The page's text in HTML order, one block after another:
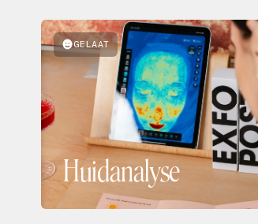
GELAAT
Huidanalyse